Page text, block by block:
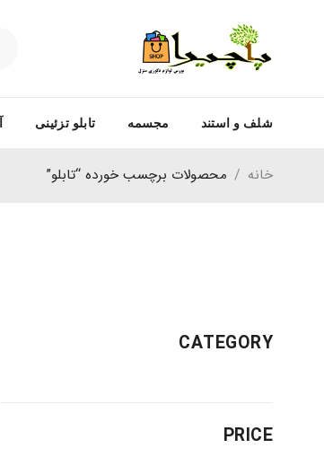
شلف و استند مجسمه تابلو تزئینی
خانه / محصولات برچسب خورده “تابلو”
CATEGORY
PRICE